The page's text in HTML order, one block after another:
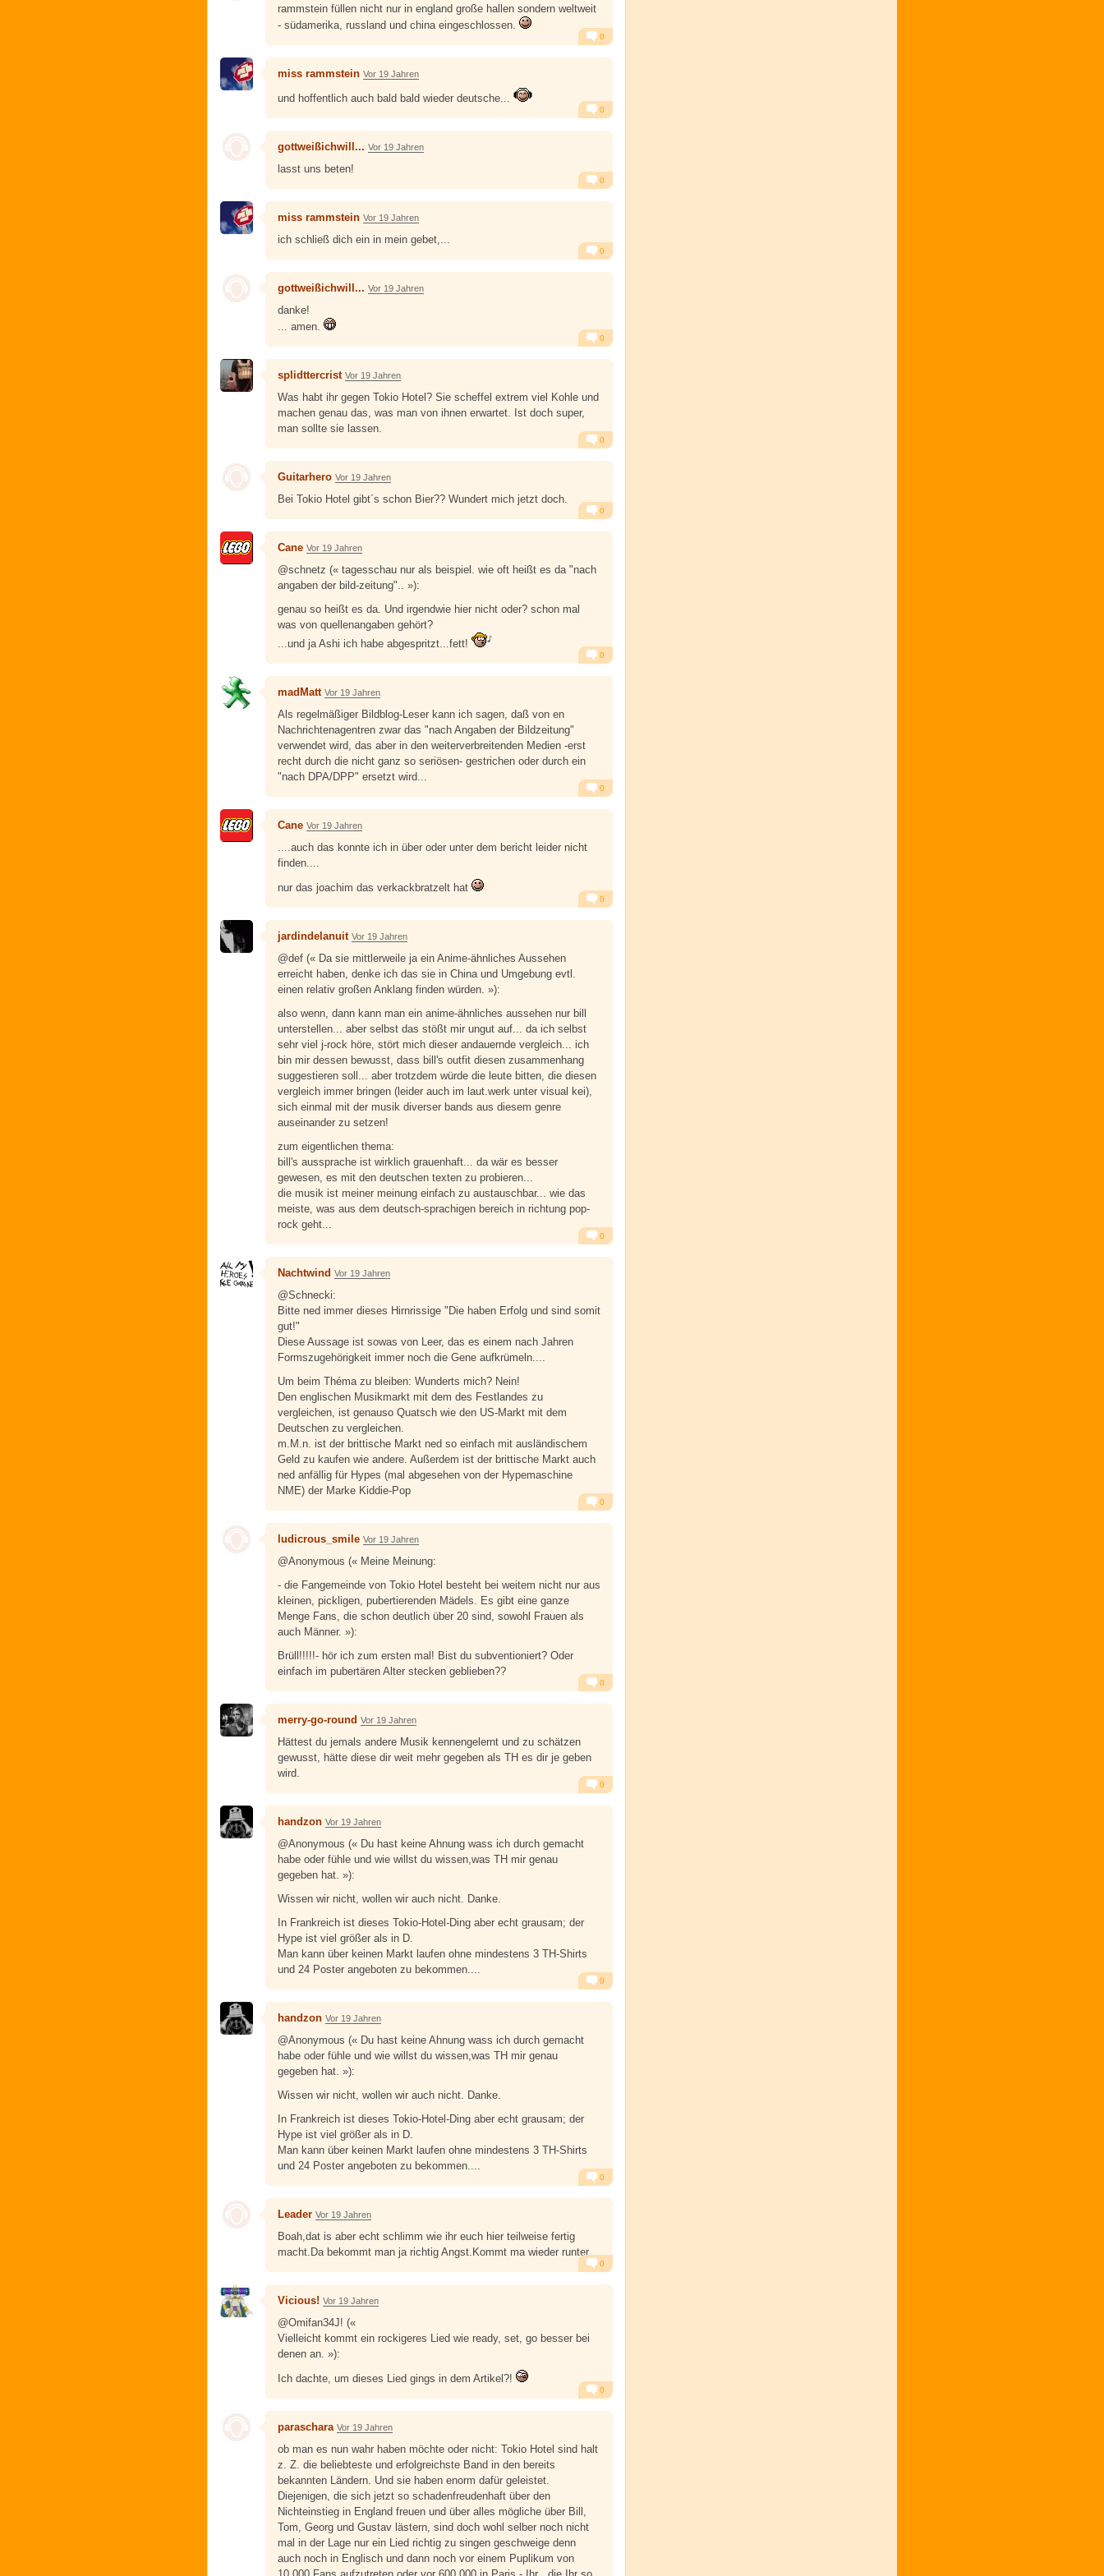
rammstein füllen nicht nur in england große hallen sondern weltweit
- südamerika, russland und china eingeschlossen.
Alarm Antworten
0
miss rammstein Vor 19 Jahren
und hoffentlich auch bald bald wieder deutsche...
Alarm Antworten
0
gottweißichwill... Vor 19 Jahren
lasst uns beten!
Alarm Antworten
0
miss rammstein Vor 19 Jahren
ich schließ dich ein in mein gebet,...
Alarm Antworten
0
gottweißichwill... Vor 19 Jahren
danke!
... amen.
Alarm Antworten
0
splidttercrist Vor 19 Jahren
Was habt ihr gegen Tokio Hotel? Sie scheffel extrem viel Kohle und
machen genau das, was man von ihnen erwartet. Ist doch super,
man sollte sie lassen.
Alarm Antworten
0
Guitarhero Vor 19 Jahren
Bei Tokio Hotel gibt´s schon Bier?? Wundert mich jetzt doch.
Alarm Antworten
0
Cane Vor 19 Jahren
@schnetz (« tagesschau nur als beispiel. wie oft heißt es da "nach
angaben der bild-zeitung".. »):
genau so heißt es da. Und irgendwie hier nicht oder? schon mal
was von quellenangaben gehört?
...und ja Ashi ich habe abgespritzt...fett!
Alarm Antworten
0
madMatt Vor 19 Jahren
Als regelmäßiger Bildblog-Leser kann ich sagen, daß von en
Nachrichtenagentren zwar das "nach Angaben der Bildzeitung"
verwendet wird, das aber in den weiterverbreitenden Medien -erst
recht durch die nicht ganz so seriösen- gestrichen oder durch ein
"nach DPA/DPP" ersetzt wird...
Alarm Antworten
0
Cane Vor 19 Jahren
....auch das konnte ich in über oder unter dem bericht leider nicht
finden....
nur das joachim das verkackbratzelt hat
Alarm Antworten
0
jardindelanuit Vor 19 Jahren
@def (« Da sie mittlerweile ja ein Anime-ähnliches Aussehen
erreicht haben, denke ich das sie in China und Umgebung evtl.
einen relativ großen Anklang finden würden. »):
also wenn, dann kann man ein anime-ähnliches aussehen nur bill
unterstellen... aber selbst das stößt mir ungut auf... da ich selbst
sehr viel j-rock höre, stört mich dieser andauernde vergleich... ich
bin mir dessen bewusst, dass bill's outfit diesen zusammenhang
suggestieren soll... aber trotzdem würde die leute bitten, die diesen
vergleich immer bringen (leider auch im laut.werk unter visual kei),
sich einmal mit der musik diverser bands aus diesem genre
auseinander zu setzen!
zum eigentlichen thema:
bill's aussprache ist wirklich grauenhaft... da wär es besser
gewesen, es mit den deutschen texten zu probieren...
die musik ist meiner meinung einfach zu austauschbar... wie das
meiste, was aus dem deutsch-sprachigen bereich in richtung pop-
rock geht...
Alarm Antworten
0
Nachtwind Vor 19 Jahren
@Schnecki:
Bitte ned immer dieses Hirnrissige "Die haben Erfolg und sind somit
gut!"
Diese Aussage ist sowas von Leer, das es einem nach Jahren
Formszugehörigkeit immer noch die Gene aufkrümeln....
Um beim Théma zu bleiben: Wunderts mich? Nein!
Den englischen Musikmarkt mit dem des Festlandes zu
vergleichen, ist genauso Quatsch wie den US-Markt mit dem
Deutschen zu vergleichen.
m.M.n. ist der brittische Markt ned so einfach mit ausländischem
Geld zu kaufen wie andere. Außerdem ist der brittische Markt auch
ned anfällig für Hypes (mal abgesehen von der Hypemaschine
NME) der Marke Kiddie-Pop
Alarm Antworten
0
ludicrous_smile Vor 19 Jahren
@Anonymous (« Meine Meinung:
- die Fangemeinde von Tokio Hotel besteht bei weitem nicht nur aus
kleinen, pickligen, pubertierenden Mädels. Es gibt eine ganze
Menge Fans, die schon deutlich über 20 sind, sowohl Frauen als
auch Männer. »):
Brüll!!!!!- hör ich zum ersten mal! Bist du subventioniert? Oder
einfach im pubertären Alter stecken geblieben??
Alarm Antworten
0
merry-go-round Vor 19 Jahren
Hättest du jemals andere Musik kennengelernt und zu schätzen
gewusst, hätte diese dir weit mehr gegeben als TH es dir je geben
wird.
Alarm Antworten
0
handzon Vor 19 Jahren
@Anonymous (« Du hast keine Ahnung wass ich durch gemacht
habe oder fühle und wie willst du wissen,was TH mir genau
gegeben hat. »):
Wissen wir nicht, wollen wir auch nicht. Danke.
In Frankreich ist dieses Tokio-Hotel-Ding aber echt grausam; der
Hype ist viel größer als in D.
Man kann über keinen Markt laufen ohne mindestens 3 TH-Shirts
und 24 Poster angeboten zu bekommen....
Alarm Antworten
0
handzon Vor 19 Jahren
@Anonymous (« Du hast keine Ahnung wass ich durch gemacht
habe oder fühle und wie willst du wissen,was TH mir genau
gegeben hat. »):
Wissen wir nicht, wollen wir auch nicht. Danke.
In Frankreich ist dieses Tokio-Hotel-Ding aber echt grausam; der
Hype ist viel größer als in D.
Man kann über keinen Markt laufen ohne mindestens 3 TH-Shirts
und 24 Poster angeboten zu bekommen....
Alarm Antworten
0
Leader Vor 19 Jahren
Boah,dat is aber echt schlimm wie ihr euch hier teilweise fertig
macht.Da bekommt man ja richtig Angst.Kommt ma wieder runter.
Alarm Antworten
0
Vicious! Vor 19 Jahren
@Omifan34J! («
Vielleicht kommt ein rockigeres Lied wie ready, set, go besser bei
denen an. »):
Ich dachte, um dieses Lied gings in dem Artikel?!
Alarm Antworten
0
paraschara Vor 19 Jahren
ob man es nun wahr haben möchte oder nicht: Tokio Hotel sind halt
z. Z. die beliebteste und erfolgreichste Band in den bereits
bekannten Ländern. Und sie haben enorm dafür geleistet.
Diejenigen, die sich jetzt so schadenfreudenhaft über den
Nichteinstieg in England freuen und über alles mögliche über Bill,
Tom, Georg und Gustav lästern, sind doch wohl selber noch nicht
mal in der Lage nur ein Lied richtig zu singen geschweige denn
auch noch in Englisch und dann noch vor einem Puplikum von